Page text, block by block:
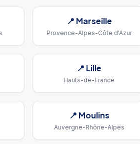
📍 Marseille
Provence-Alpes-Côte d'Azur
📍 Lille
Hauts-de-France
📍 Moulins
Auvergne-Rhône-Alpes